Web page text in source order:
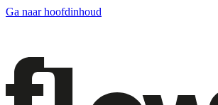
Ga naar hoofdinhoud